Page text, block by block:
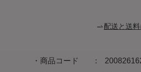
配送と送
商品コード